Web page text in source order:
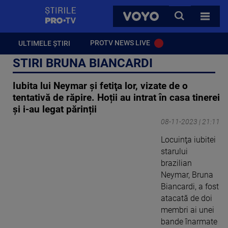
VOYO
CAUTA
TOATE
ULTIMELE ȘTIRI PROTV NEWS LIVE
STIRI BRUNA BIANCARDI
Iubita lui Neymar şi fetiţa lor, vizate de o
tentativă de răpire. Hoții au intrat în casa tinerei
și i-au legat părinții
08-11-2023 | 21:11
Locuinţa iubitei
starului
brazilian
Neymar, Bruna
Biancardi, a fost
atacată de doi
membri ai unei
bande înarmate